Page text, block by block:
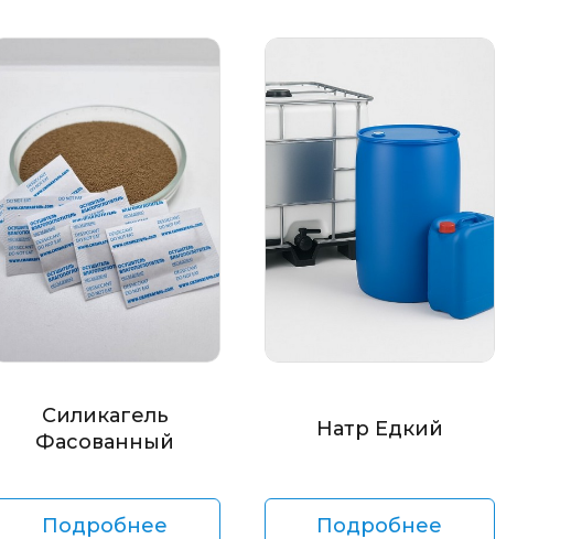
Силикагель
Фасованный
Подробнее
Натр Едкий
Подробнее